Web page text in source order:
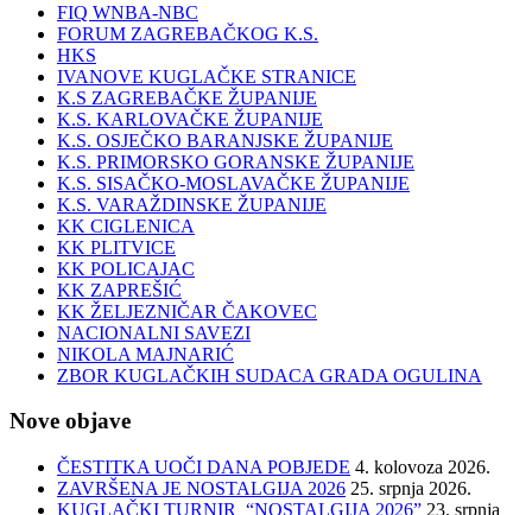
FIQ WNBA-NBC
FORUM ZAGREBAČKOG K.S.
HKS
IVANOVE KUGLAČKE STRANICE
K.S ZAGREBAČKE ŽUPANIJE
K.S. KARLOVAČKE ŽUPANIJE
K.S. OSJEČKO BARANJSKE ŽUPANIJE
K.S. PRIMORSKO GORANSKE ŽUPANIJE
K.S. SISAČKO-MOSLAVAČKE ŽUPANIJE
K.S. VARAŽDINSKE ŽUPANIJE
KK CIGLENICA
KK PLITVICE
KK POLICAJAC
KK ZAPREŠIĆ
KK ŽELJEZNIČAR ČAKOVEC
NACIONALNI SAVEZI
NIKOLA MAJNARIĆ
ZBOR KUGLAČKIH SUDACA GRADA OGULINA
Nove objave
ČESTITKA UOČI DANA POBJEDE 4. kolovoza 2026.
ZAVRŠENA JE NOSTALGIJA 2026 25. srpnja 2026.
KUGLAČKI TURNIR “NOSTALGIJA 2026” 23. srpnja